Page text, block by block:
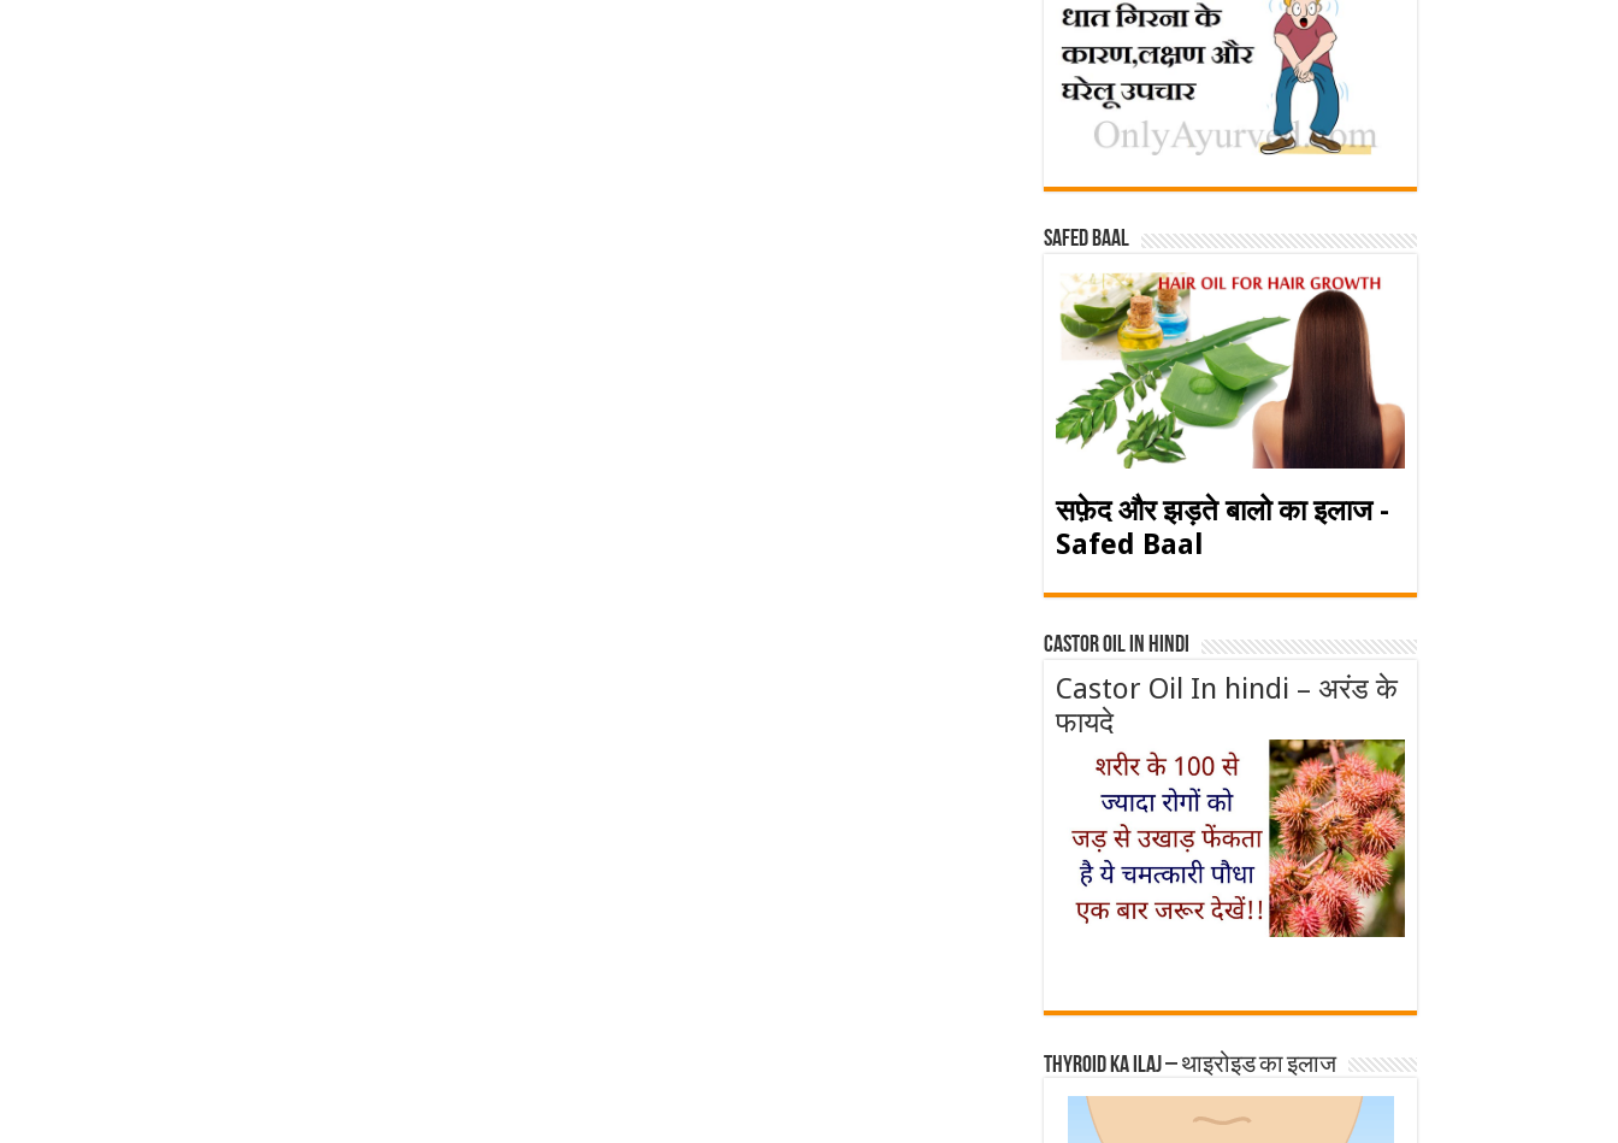
Safed baal
सफ़ेद और झड़ते बालो का इलाज -
Safed Baal
Castor Oil In Hindi
Castor Oil In hindi – अरंड के
फायदे
Thyroid ka ilaj – थाइरोइड का इलाज